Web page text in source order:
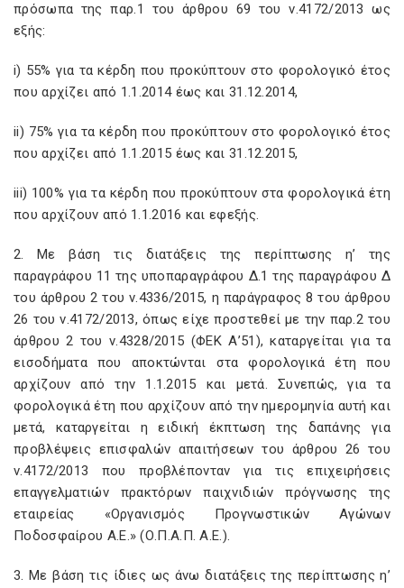
πρόσωπα της παρ.1 του άρθρου 69 του ν.4172/2013 ως
εξής:
i) 55% για τα κέρδη που προκύπτουν στο φορολογικό έτος
που αρχίζει από 1.1.2014 έως και 31.12.2014,
ii) 75% για τα κέρδη που προκύπτουν στο φορολογικό έτος
που αρχίζει από 1.1.2015 έως και 31.12.2015,
iii) 100% για τα κέρδη που προκύπτουν στα φορολογικά έτη
που αρχίζουν από 1.1.2016 και εφεξής.
2. Με βάση τις διατάξεις της περίπτωσης η’ της
παραγράφου 11 της υποπαραγράφου Δ.1 της παραγράφου Δ
του άρθρου 2 του ν.4336/2015, η παράγραφος 8 του άρθρου
26 του ν.4172/2013, όπως είχε προστεθεί με την παρ.2 του
άρθρου 2 του ν.4328/2015 (ΦΕΚ Α’51), καταργείται για τα
εισοδήματα που αποκτώνται στα φορολογικά έτη που
αρχίζουν από την 1.1.2015 και μετά. Συνεπώς, για τα
φορολογικά έτη που αρχίζουν από την ημερομηνία αυτή και
μετά, καταργείται η ειδική έκπτωση της δαπάνης για
προβλέψεις επισφαλών απαιτήσεων του άρθρου 26 του
ν.4172/2013 που προβλέπονταν για τις επιχειρήσεις
επαγγελματιών πρακτόρων παιχνιδιών πρόγνωσης της
εταιρείας «Οργανισμός Προγνωστικών Αγώνων
Ποδοσφαίρου Α.Ε.» (Ο.Π.Α.Π. Α.Ε.).
3. Με βάση τις ίδιες ως άνω διατάξεις της περίπτωσης η’